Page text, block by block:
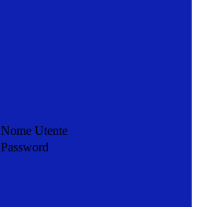
Nome Utente
Password